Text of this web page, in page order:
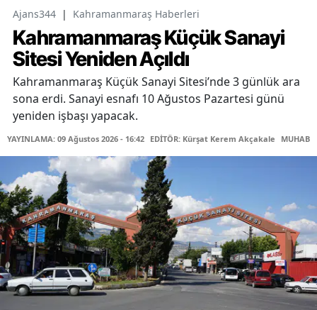
Ajans344 | Kahramanmaraş Haberleri
Kahramanmaraş Küçük Sanayi
Sitesi Yeniden Açıldı
Kahramanmaraş Küçük Sanayi Sitesi’nde 3 günlük ara
sona erdi. Sanayi esnafı 10 Ağustos Pazartesi günü
yeniden işbaşı yapacak.
YAYINLAMA: 09 Ağustos 2026 - 16:42 EDİTÖR: Kürşat Kerem Akçakale